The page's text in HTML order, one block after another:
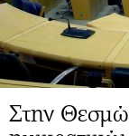
Στην